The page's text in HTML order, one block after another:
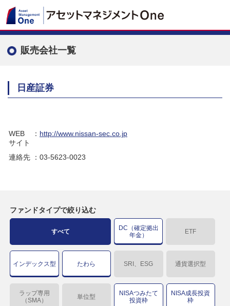
販売会社一覧
日産証券
WEB
サイト
： http://www.nissan-sec.co.jp
連絡先 ：03-5623-0023
ファンドタイプで絞り込む
すべて
DC（確定拠出
年金）
ETF
インデックス型 たわら SRI、ESG 通貨選択型
ラップ専用
（SMA）
単位型
NISAつみたて
投資枠
NISA成長投資
枠